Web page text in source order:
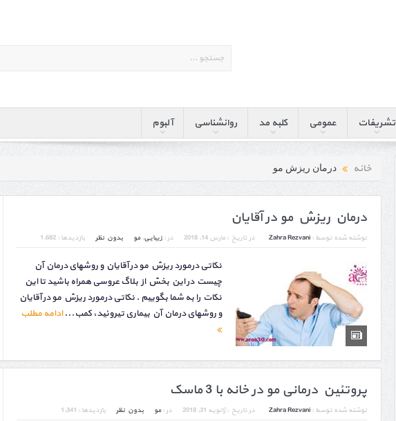
تشریفات عمومی کلبه مد روانشناسی آلبوم
خانه درمان ریزش مو
درمان ریزش مو در آقایان
نوشته شده توسط : Zahra Rezvani در تاریخ : مارس 14, 2018 در : زیبایی,مو بدون نظر بازدیدها : 1,682
نکاتی درمورد ریزش مو در آقایان و روشهای درمان آن
چیست در این بخش از بلاگ عروسی همراه باشید تا این
نکات را به شما بگوییم . نکاتی درمورد ریزش مو در آقایان
و روشهای درمان آن بیماری تیروئید، کمب...ادامه مطلب
پروتئین درمانی مو در خانه با 3 ماسک
نوشته شده توسط : Zahra Rezvani در تاریخ :ژانویه 31, 2018 در :مو بدون نظر بازدیدها : 1,341